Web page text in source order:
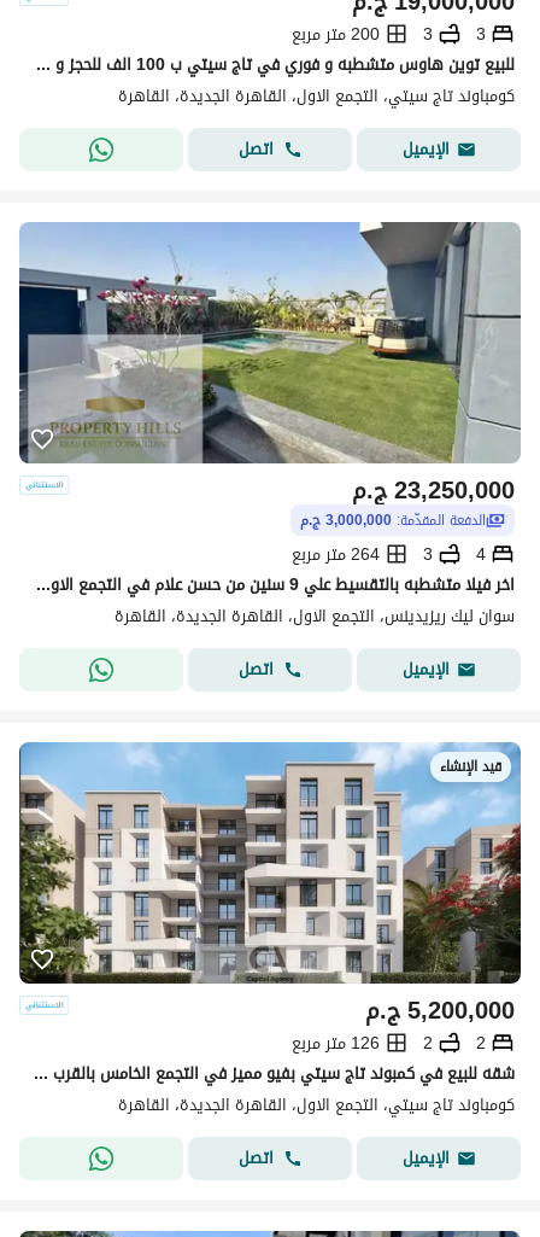
3
3
200 متر مربع
للبيع توين هاوس متشطبه و فوري في تاج سيتي ب 100 الف للحجز و خصم مميز للكاش و اقساط علي 10 سنين - التجمع الخامس نيو كايرو
كومباوند تاج سيتي، التجمع الاول، القاهرة الجديدة، القاهرة
الإيميل
اتصل
ج.م23,250,000
الدفعة المقدّمة: 3,000,000 ج.م
4
3
264 متر مربع
اخر فيلا متشطبه بالتقسيط علي 9 سنين من حسن علام في التجمع الاول جنب ميراج سيتي
سوان ليك ريزيدينس، التجمع الاول، القاهرة الجديدة، القاهرة
الإيميل
اتصل
قيد الإنشاء
ج.م5,200,000
2
2
126 متر مربع
شقه للبيع في كمبوند تاج سيتي بفيو مميز في التجمع الخامس بالقرب من الجولدن اسكوير والجامعه الامريكيه بخصم كاش 50% | Taj city
كومباوند تاج سيتي، التجمع الاول، القاهرة الجديدة، القاهرة
الإيميل
اتصل